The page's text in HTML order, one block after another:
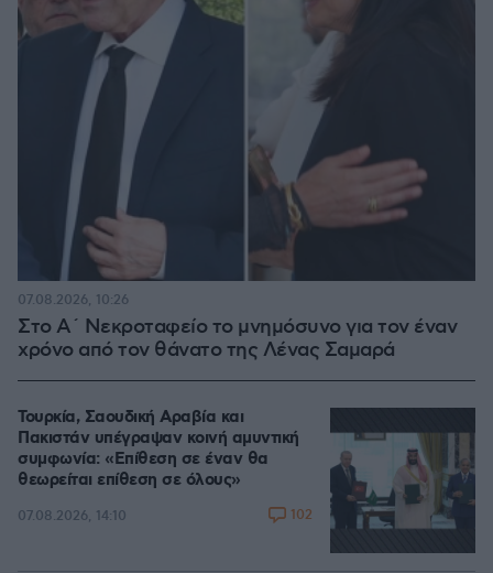
Στο Α΄ Νεκροταφείο το μνημόσυνο για τον έναν
χρόνο από τον θάνατο της Λένας Σαμαρά
07.08.2026, 10:26
Τουρκία, Σαουδική Αραβία και
Πακιστάν υπέγραψαν κοινή αμυντική
συμφωνία: «Επίθεση σε έναν θα
θεωρείται επίθεση σε όλους»
07.08.2026, 14:10 102